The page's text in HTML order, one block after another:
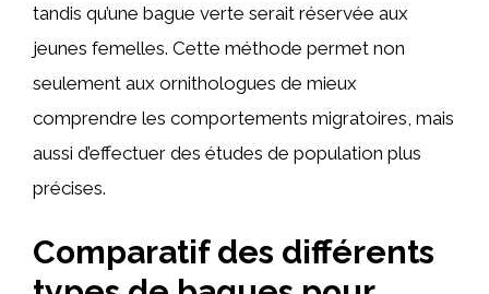
tandis qu’une bague verte serait réservée aux
jeunes femelles. Cette méthode permet non
seulement aux ornithologues de mieux
comprendre les comportements migratoires, mais
aussi d’effectuer des études de population plus
précises.
Comparatif des différents